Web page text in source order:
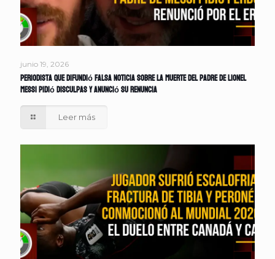
junio 19, 2026
Periodista que difundió falsa noticia sobre la muerte del padre de Lionel
Messi pidió disculpas y anunció su renuncia
Leer más